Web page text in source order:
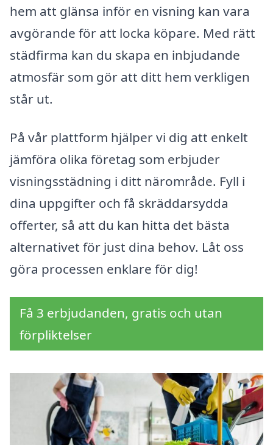
hem att glänsa inför en visning kan vara
avgörande för att locka köpare. Med rätt
städfirma kan du skapa en inbjudande
atmosfär som gör att ditt hem verkligen
står ut.
På vår plattform hjälper vi dig att enkelt
jämföra olika företag som erbjuder
visningsstädning i ditt närområde. Fyll i
dina uppgifter och få skräddarsydda
offerter, så att du kan hitta det bästa
alternativet för just dina behov. Låt oss
göra processen enklare för dig!
Få 3 erbjudanden, gratis och utan
förpliktelser